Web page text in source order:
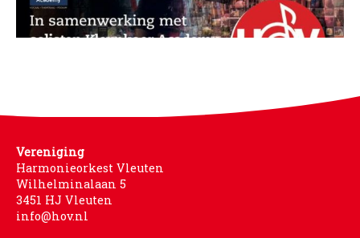
Vereniging
Harmonieorkest Vleuten
Wilhelminalaan 5
3451 HJ Vleuten
info@hov.nl